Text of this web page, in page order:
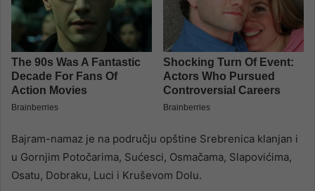
Bajram-namaz je na području opštine Srebrenica klanjan i
u Gornjim Potočarima, Sućesci, Osmačama, Slapovićima,
Osatu, Dobraku, Luci i Kruševom Dolu.